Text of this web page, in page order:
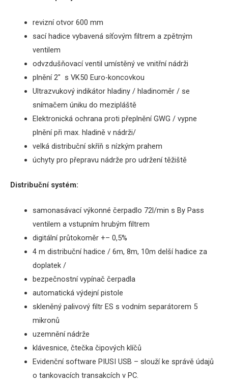
revizní otvor 600 mm
sací hadice vybavená síťovým filtrem a zpětným
ventilem
odvzdušňovací ventil umístěný ve vnitřní nádrži
plnění 2″ s VK50 Euro-koncovkou
Ultrazvukový indikátor hladiny / hladinoměr / se
snímačem úniku do mezipláště
Elektronická ochrana proti přeplnění GWG / vypne
plnění při max. hladině v nádrži/
velká distribuční skříň s nízkým prahem
úchyty pro přepravu nádrže pro udržení těžiště
Distribuční systém:
samonasávací výkonné čerpadlo 72l/min s By Pass
ventilem a vstupním hrubým filtrem
digitální průtokoměr +– 0,5%
4 m distribuční hadice / 6m, 8m, 10m delší hadice za
doplatek /
bezpečnostní vypínač čerpadla
automatická výdejní pistole
skleněný palivový filtr ES s vodním separátorem 5
mikronů
uzemnění nádrže
klávesnice, čtečka čipových klíčů
Evidenční software PIUSI USB – slouží ke správě údajů
o tankovacích transakcích v PC.